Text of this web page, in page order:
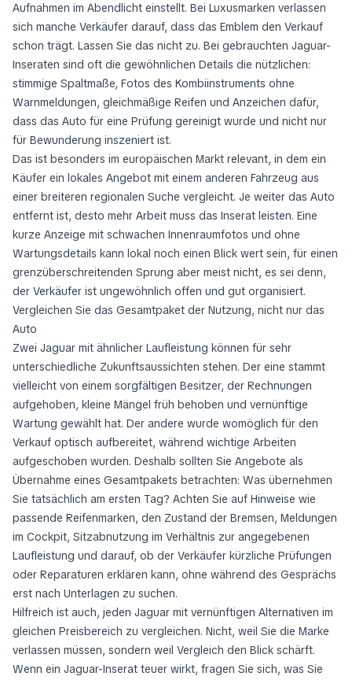
Aufnahmen im Abendlicht einstellt. Bei Luxusmarken verlassen
sich manche Verkäufer darauf, dass das Emblem den Verkauf
schon trägt. Lassen Sie das nicht zu. Bei gebrauchten Jaguar-
Inseraten sind oft die gewöhnlichen Details die nützlichen:
stimmige Spaltmaße, Fotos des Kombiinstruments ohne
Warnmeldungen, gleichmäßige Reifen und Anzeichen dafür,
dass das Auto für eine Prüfung gereinigt wurde und nicht nur
für Bewunderung inszeniert ist.
Das ist besonders im europäischen Markt relevant, in dem ein
Käufer ein lokales Angebot mit einem anderen Fahrzeug aus
einer breiteren regionalen Suche vergleicht. Je weiter das Auto
entfernt ist, desto mehr Arbeit muss das Inserat leisten. Eine
kurze Anzeige mit schwachen Innenraumfotos und ohne
Wartungsdetails kann lokal noch einen Blick wert sein, für einen
grenzüberschreitenden Sprung aber meist nicht, es sei denn,
der Verkäufer ist ungewöhnlich offen und gut organisiert.
Vergleichen Sie das Gesamtpaket der Nutzung, nicht nur das
Auto
Zwei Jaguar mit ähnlicher Laufleistung können für sehr
unterschiedliche Zukunftsaussichten stehen. Der eine stammt
vielleicht von einem sorgfältigen Besitzer, der Rechnungen
aufgehoben, kleine Mängel früh behoben und vernünftige
Wartung gewählt hat. Der andere wurde womöglich für den
Verkauf optisch aufbereitet, während wichtige Arbeiten
aufgeschoben wurden. Deshalb sollten Sie Angebote als
Übernahme eines Gesamtpakets betrachten: Was übernehmen
Sie tatsächlich am ersten Tag? Achten Sie auf Hinweise wie
passende Reifenmarken, den Zustand der Bremsen, Meldungen
im Cockpit, Sitzabnutzung im Verhältnis zur angegebenen
Laufleistung und darauf, ob der Verkäufer kürzliche Prüfungen
oder Reparaturen erklären kann, ohne während des Gesprächs
erst nach Unterlagen zu suchen.
Hilfreich ist auch, jeden Jaguar mit vernünftigen Alternativen im
gleichen Preisbereich zu vergleichen. Nicht, weil Sie die Marke
verlassen müssen, sondern weil Vergleich den Blick schärft.
Wenn ein Jaguar-Inserat teuer wirkt, fragen Sie sich, was Sie